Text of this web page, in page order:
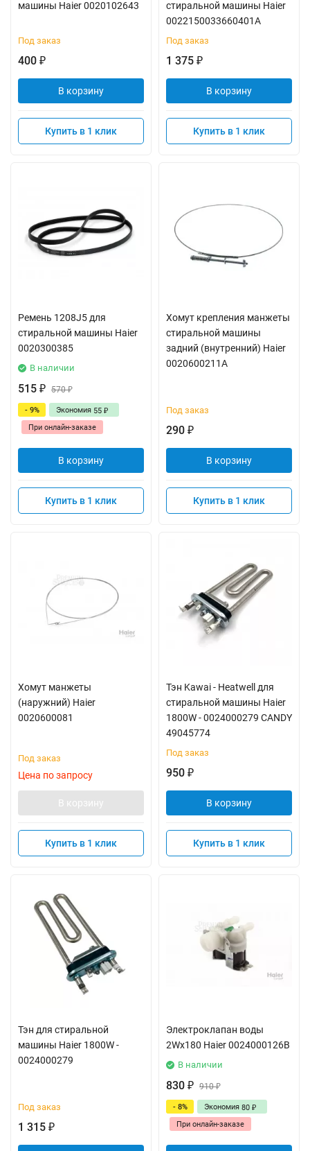
машины Haier 0020102643
Под заказ
400 ₽
В корзину
Купить в 1 клик
стиральной машины Haier
0022150033660401A
Под заказ
1 375 ₽
В корзину
Купить в 1 клик
Ремень 1208J5 для
стиральной машины Haier
0020300385
В наличии
515 ₽ 570₽
- 9% Экономия 55 ₽
При онлайн-заказе
В корзину
Купить в 1 клик
Хомут крепления манжеты
стиральной машины
задний (внутренний) Haier
0020600211A
Под заказ
290 ₽
В корзину
Купить в 1 клик
Хомут манжеты
(наружний) Haier
0020600081
Под заказ
Цена по запросу
В корзину
Купить в 1 клик
Тэн Kawai - Heatwell для
стиральной машины Haier
1800W - 0024000279 CANDY
49045774
Под заказ
950 ₽
В корзину
Купить в 1 клик
Тэн для стиральной
машины Haier 1800W -
0024000279
Под заказ
1 315 ₽
Электроклапан воды
2Wx180 Haier 0024000126B
В наличии
830 ₽ 910₽
- 8% Экономия 80 ₽
При онлайн-заказе